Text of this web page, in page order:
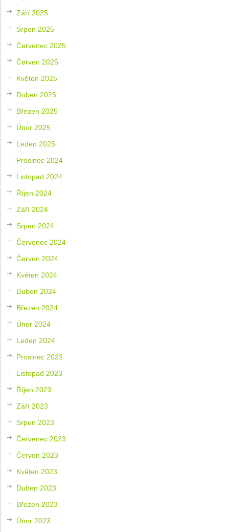
Září 2025
Srpen 2025
Červenec 2025
Červen 2025
Květen 2025
Duben 2025
Březen 2025
Únor 2025
Leden 2025
Prosinec 2024
Listopad 2024
Říjen 2024
Září 2024
Srpen 2024
Červenec 2024
Červen 2024
Květen 2024
Duben 2024
Březen 2024
Únor 2024
Leden 2024
Prosinec 2023
Listopad 2023
Říjen 2023
Září 2023
Srpen 2023
Červenec 2023
Červen 2023
Květen 2023
Duben 2023
Březen 2023
Únor 2023